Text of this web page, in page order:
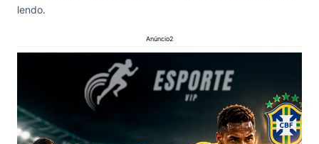
lendo.
Anúncio2